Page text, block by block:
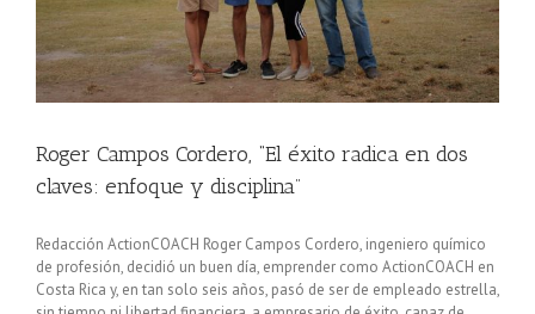
Roger Campos Cordero, “El éxito radica en dos
claves: enfoque y disciplina”
Redacción ActionCOACH Roger Campos Cordero, ingeniero químico
de profesión, decidió un buen día, emprender como ActionCOACH en
Costa Rica y, en tan solo seis años, pasó de ser de empleado estrella,